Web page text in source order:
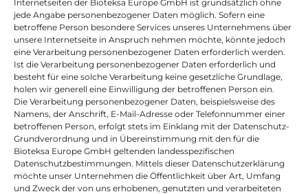
Internetseiten der Bioteksa Europe GmbH ist grundsätzlich ohne
jede Angabe personenbezogener Daten möglich. Sofern eine
betroffene Person besondere Services unseres Unternehmens über
unsere Internetseite in Anspruch nehmen möchte, könnte jedoch
eine Verarbeitung personenbezogener Daten erforderlich werden.
Ist die Verarbeitung personenbezogener Daten erforderlich und
besteht für eine solche Verarbeitung keine gesetzliche Grundlage,
holen wir generell eine Einwilligung der betroffenen Person ein.
Die Verarbeitung personenbezogener Daten, beispielsweise des
Namens, der Anschrift, E-Mail-Adresse oder Telefonnummer einer
betroffenen Person, erfolgt stets im Einklang mit der Datenschutz-
Grundverordnung und in Übereinstimmung mit den für die
Bioteksa Europe GmbH geltenden landesspezifischen
Datenschutzbestimmungen. Mittels dieser Datenschutzerklärung
möchte unser Unternehmen die Öffentlichkeit über Art, Umfang
und Zweck der von uns erhobenen, genutzten und verarbeiteten